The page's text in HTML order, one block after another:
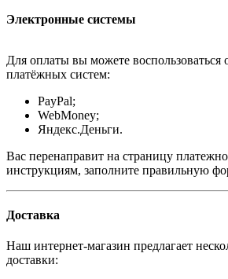
Электронные системы
Для оплаты вы можете воспользоваться
платёжных систем:
PayPal;
WebMoney;
Яндекс.Деньги.
Вас перенаправит на страницу
инструкциям, заполните правильную
Доставка
Наш интернет-магазин предлагает
доставки: